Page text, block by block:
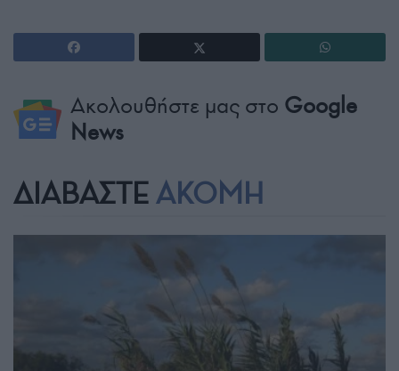
Ακολουθήστε μας στο Google
News
ΔΙΑΒΑΣΤΕ ΑΚΟΜΗ